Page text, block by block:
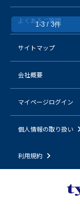
1-3 / 3件
よくあるご質問
サイトマップ
会社概要
マイページログイン
個人情報の取り扱い
利用規約